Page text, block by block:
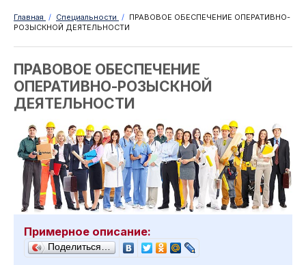
Главная / Специальности / ПРАВОВОЕ ОБЕСПЕЧЕНИЕ ОПЕРАТИВНО-
РОЗЫСКНОЙ ДЕЯТЕЛЬНОСТИ
ПРАВОВОЕ ОБЕСПЕЧЕНИЕ
ОПЕРАТИВНО-РОЗЫСКНОЙ
ДЕЯТЕЛЬНОСТИ
Примерное описание:
Поделиться…